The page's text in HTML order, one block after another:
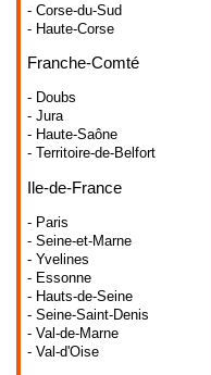
- Corse-du-Sud
- Haute-Corse
Franche-Comté
- Doubs
- Jura
- Haute-Saône
- Territoire-de-Belfort
Ile-de-France
- Paris
- Seine-et-Marne
- Yvelines
- Essonne
- Hauts-de-Seine
- Seine-Saint-Denis
- Val-de-Marne
- Val-d'Oise